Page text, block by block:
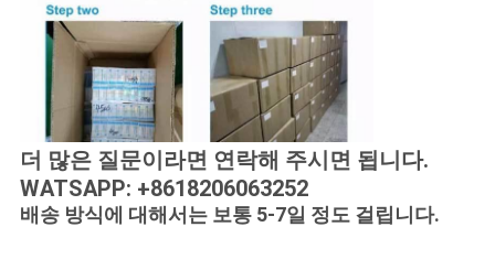
더 많은 질문이라면 연락해 주시면 됩니다.
WATSAPP: +8618206063252
배송 방식에 대해서는 보통 5-7일 정도 걸립니다.